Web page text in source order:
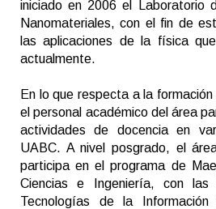
iniciado en 2006 el Laboratorio
Nanomateriales, con el fin de
las aplicaciones de la física
actualmente.
En lo que respecta a la
el personal académico del área
actividades de docencia en
UABC. A nivel posgrado, el
participa en el programa de
Ciencias e Ingeniería, con las
Tecnologías de la